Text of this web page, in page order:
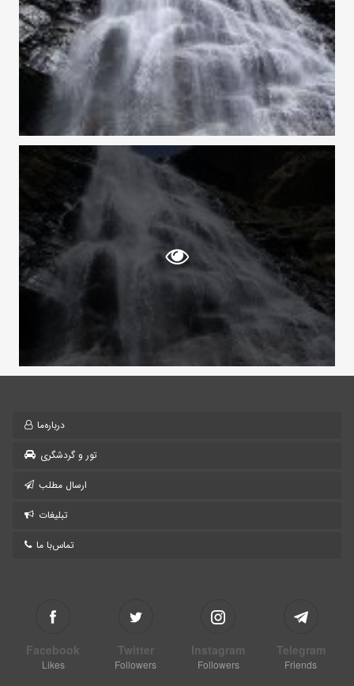
درباره‌ما
تور و گردشگری
ارسال مطلب
تبلیغات
تماس‌با ما
Facebook
Likes
Twitter
Followers
Instagram
Followers
Telegram
Friends